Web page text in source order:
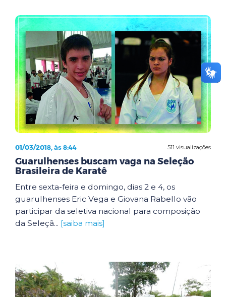
511 visualizações
01/03/2018, às 8:44
Guarulhenses buscam vaga na Seleção
Brasileira de Karatê
Entre sexta-feira e domingo, dias 2 e 4, os
guarulhenses Eric Vega e Giovana Rabello vão
participar da seletiva nacional para composição
da Seleçã... [saiba mais]